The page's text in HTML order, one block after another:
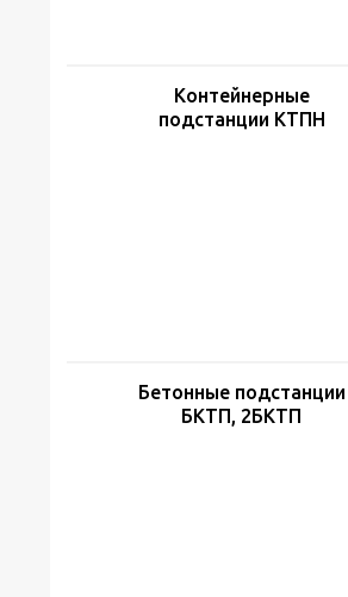
Контейнерные
подстанции КТПН
Бетонные подстанции
БКТП, 2БКТП